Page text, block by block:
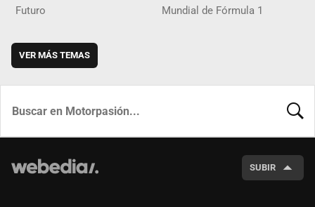
Futuro Mundial de Fórmula 1
VER MÁS TEMAS
SUBIR